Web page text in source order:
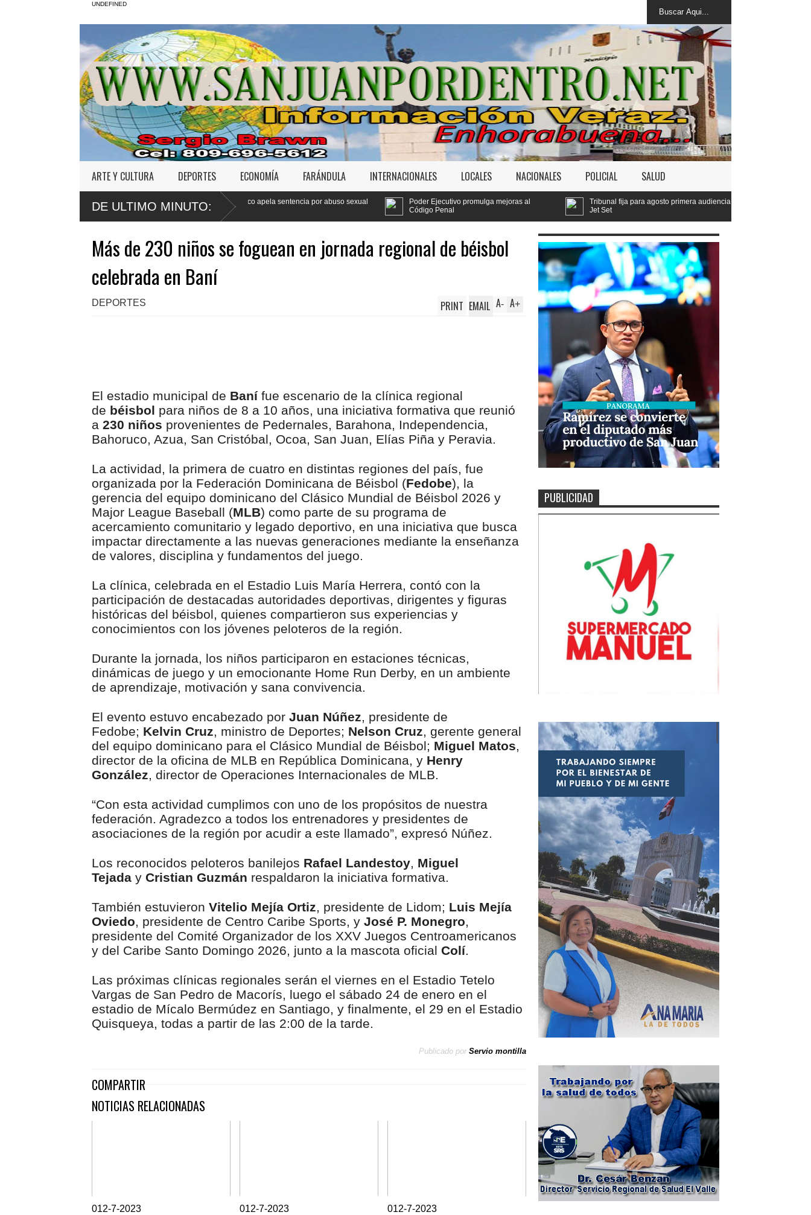
UNDEFINED
ARTE Y CULTURA DEPORTES ECONOMÍA FARÁNDULA INTERNACIONALES LOCALES NACIONALES POLICIAL SALUD
DE ULTIMO MINUTO:
Defensa de Wander Franco apela sentencia por abuso sexual
a menor
Poder Ejecutivo promulga mejoras al
Tribunal fija para agosto primera audiencia de fondo por derrumbe del
Más de 230 niños se foguean en jornada regional de béisbol
celebrada en Baní
DEPORTES A+
A-
PRINT EMAIL
El estadio municipal de Banífue escenario de la clínica regional
de béisbol para niños de 8 a 10 años, una iniciativa formativa que reunió
a 230 niños provenientes de Pedernales, Barahona, Independencia,
Bahoruco, Azua, San Cristóbal, Ocoa, San Juan, Elías Piña y Peravia.
La actividad, la primera de cuatro en distintas regiones del país, fue
organizada por la Federación Dominicana de Béisbol (Fedobe), la
gerencia del equipo dominicano del Clásico Mundial de Béisbol 2026 y
Major League Baseball (MLB) como parte de su programa de
acercamiento comunitario y legado deportivo, en una iniciativa que busca
impactar directamente a las nuevas generaciones mediante la enseñanza
de valores, disciplina y fundamentos del juego.
La clínica, celebrada en el Estadio Luis María Herrera, contó con la
participación de destacadas autoridades deportivas, dirigentes y figuras
históricas del béisbol, quienes compartieron sus experiencias y
conocimientos con los jóvenes peloteros de la región.
Durante la jornada, los niños participaron en estaciones técnicas,
dinámicas de juego y un emocionante Home Run Derby, en un ambiente
de aprendizaje, motivación y sana convivencia.
El evento estuvo encabezado por Juan Núñez, presidente de
Fedobe; Kelvin Cruz, ministro de Deportes; Nelson Cruz, gerente general
del equipo dominicano para el Clásico Mundial de Béisbol; Miguel Matos,
director de la oficina de MLB en República Dominicana, y Henry
González, director de Operaciones Internacionales de MLB.
“Con esta actividad cumplimos con uno de los propósitos de nuestra
federación. Agradezco a todos los entrenadores y presidentes de
asociaciones de la región por acudir a este llamado”, expresó Núñez.
Los reconocidos peloteros banilejos Rafael Landestoy, Miguel
Tejada y Cristian Guzmán respaldaron la iniciativa formativa.
También estuvieron Vitelio Mejía Ortiz, presidente de Lidom; Luis Mejía
Oviedo, presidente de Centro Caribe Sports, y José P. Monegro,
presidente del Comité Organizador de los XXV Juegos Centroamericanos
y del Caribe Santo Domingo 2026, junto a la mascota oficial Colí.
Las próximas clínicas regionales serán el viernes en el Estadio Tetelo
Vargas de San Pedro de Macorís, luego el sábado 24 de enero en el
estadio de Mícalo Bermúdez en Santiago, y finalmente, el 29 en el Estadio
Quisqueya, todas a partir de las 2:00 de la tarde.
Publicado por Servio montilla
COMPARTIR
NOTICIAS RELACIONADAS
012-7-2023 012-7-2023 012-7-2023
PUBLICIDAD